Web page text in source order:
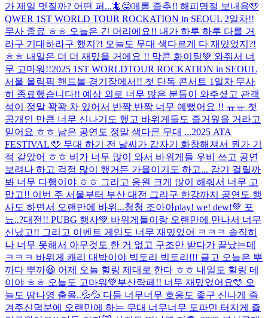
가 제일 멋질까? 어떤 퍼...🦎😛메롱 즐추!! 해피명절 보내용🩵
QWER 1ST WORLD TOUR ROCKATION in SEOUL 2일차!!
무사 종료 ㅎㅎ 오늘은 긴 머리에요!! 내가 하루 하루 다를 거
라구 기대하라구 했지?! 오늘도 무대 색다르게 다 재밌었지?!
ㅎㅎ 내일은 더 더 재밌을 거에요 !! 막콘 화이팅💚 와줘서 너
무 고마워!!2025 1ST WORLDTOUR ROCKATION in SEOUL
서울 올림픽 핸드볼 경기장에서!! 첫 단독 콘서트 1일차 무사
히 종료했습니다!! 예상 외로 너무 많은 분들이 와주셨고 관객
석이 정말 꽉꽉 차 있어서 반짝 반짝 너무 예뻤어요 !! ㅠㅠ 첫
공개인 만큼 너무 신나기도 했고 바위게들도 즐거웠을 거라고
믿어요 ㅎㅎ 남은 공연도 정말 색다른 무대 ...2025 ATA
FESTIVAL 🩵 무대 하기 전 날씨가 갑자기 화창해져서 뭔가 기
적 같았어 ㅎㅎ 비가 너무 많이 와서 바위게들 우비 쓰고 공연
보려나 하고 걱정 많이 했거든 가을이기도 하고... 감기 걸릴까
봐 너무 다행이야 ㅎㅎ 그리고 응원 크게 많이 해줘서 너무 고
맙고!! 이번 주 서울부터 부산 대전 그리구 한강까지 공연도 행
사도 하면서 오랜만에 바위...청청 조아아play! we! dew!💚 포
뇨..?대전!! PUBG 행사💚 바위게들이랑 오랜만에 만나서 너무
신났고!! 그리고 이벤트 게임도 너무 재밌었어 ㅋㅋㅋ 솔직히
나 너무 못해서 아무것도 한 거 없고 구조만 받다가 끝났는데
ㅋㅋㅋ 바위게 캐리 대박이야 빅토리 빅토리!!! 글고 오늘은 뿌
까다 뿌까😆 어제 오늘 힐링 제대로 한다 ㅎㅎ 내일도 힐링 데
이야 ㅎㅎ 오늘도 고마워💚부산락페!! 너무 재밌었어요🩵 오
늘도 땀나영 출몰..💦💦 다들 너무너무 호응도 좋구 신나게 즐
겨주신덕분에 오랜만에 하는 무대 너무너무 도파민 터지게 즐